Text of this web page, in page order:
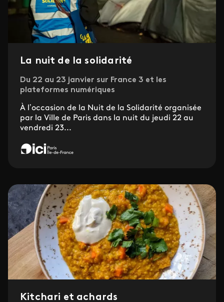
La nuit de la solidarité
Du 22 au 23 janvier sur France 3 et les
plateformes numériques
À l’occasion de la Nuit de la Solidarité organisée
par la Ville de Paris dans la nuit du jeudi 22 au
vendredi 23...
Kitchari et achards